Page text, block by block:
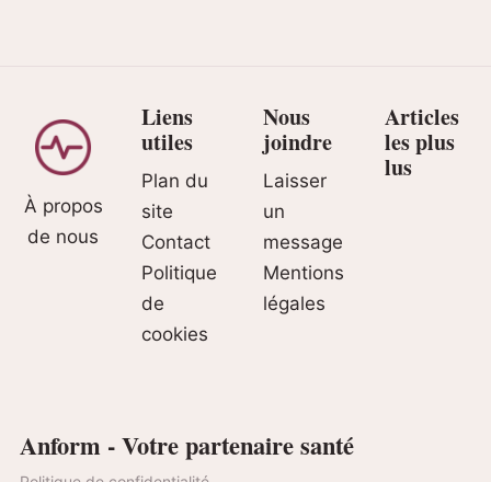
À propos
de nous
Liens
utiles
Plan du
site
Contact
Politique
de
cookies
Nous
joindre
Laisser
un
message
Mentions
légales
Articles
les plus
lus
Anform - Votre partenaire santé